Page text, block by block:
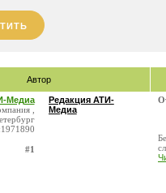
Автор
Медиа
,
#1
Редакция АТИ-
Медиа